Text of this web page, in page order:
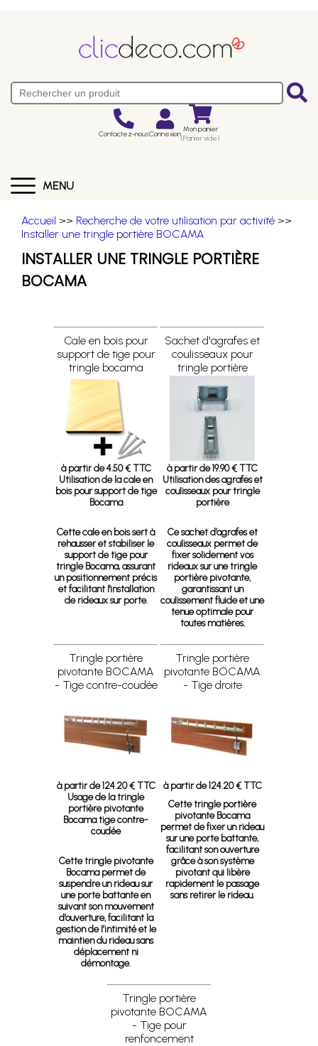
Contactez-nousConnexion Mon panier
(Panier vide)
MENU
Accueil >> Recherche de votre utilisation par activité >>
Installer une tringle portière BOCAMA
INSTALLER UNE TRINGLE PORTIÈRE
BOCAMA
Cale en bois pour
support de tige pour
tringle bocama
à partir de 4.50 € TTC
Utilisation de la cale en
bois pour support de tige
Bocama
Cette cale en bois sert à
rehausser et stabiliser le
support de tige pour
tringle Bocama, assurant
un positionnement précis
et facilitant l'installation
de rideaux sur porte.
Sachet d'agrafes et
coulisseaux pour
tringle portière
à partir de 19.90 € TTC
Utilisation des agrafes et
coulisseaux pour tringle
portière
Ce sachet d’agrafes et
coulisseaux permet de
fixer solidement vos
rideaux sur une tringle
portière pivotante,
garantissant un
coulissement fluide et une
tenue optimale pour
toutes matières.
Tringle portière
pivotante BOCAMA
- Tige contre-coudée
à partir de 124.20 € TTC
Usage de la tringle
portière pivotante
Bocama tige contre-
coudée
Cette tringle pivotante
Bocama permet de
suspendre un rideau sur
une porte battante en
suivant son mouvement
d’ouverture, facilitant la
gestion de l’intimité et le
maintien du rideau sans
déplacement ni
démontage.
Tringle portière
pivotante BOCAMA
- Tige droite
à partir de 124.20 € TTC
Cette tringle portière
pivotante Bocama
permet de fixer un rideau
sur une porte battante,
facilitant son ouverture
grâce à son système
pivotant qui libère
rapidement le passage
sans retirer le rideau.
Tringle portière
pivotante BOCAMA
- Tige pour
renfoncement